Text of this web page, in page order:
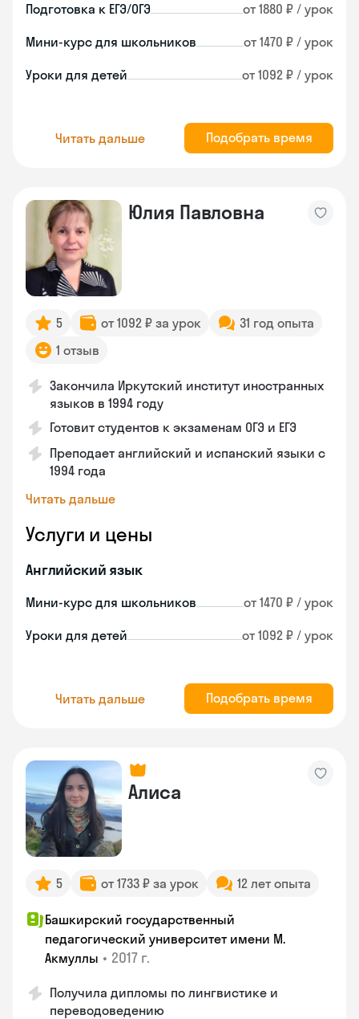
Подготовка к ЕГЭ/ОГЭ от 1880 ₽ / урок
Мини-курс для школьников от 1470 ₽ / урок
Уроки для детей от 1092 ₽ / урок
Читать дальше Подобрать время
Юлия Павловна
5 от 1092 ₽ за урок
31 год опыта
1 отзыв
Закончила Иркутский институт иностранных
языков в 1994 году
Готовит студентов к экзаменам ОГЭ и ЕГЭ
Преподает английский и испанский языки с
1994 года
Читать дальше
Услуги и цены
Английский язык
Мини-курс для школьников от 1470 ₽ / урок
Уроки для детей от 1092 ₽ / урок
Читать дальше Подобрать время
Алиса
5 от 1733 ₽ за урок 12 лет опыта
Башкирский государственный
педагогический университет имени М.
Акмуллы • 2017 г.
Получила дипломы по лингвистике и
переводоведению